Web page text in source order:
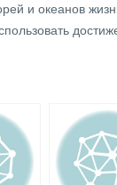
и океанов